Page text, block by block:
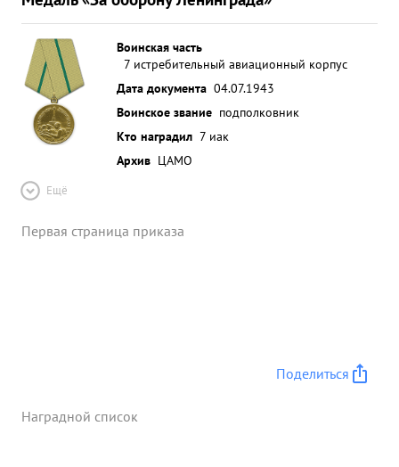
Воинская часть
7 истребительный авиационный корпус
Дата документа 04.07.1943
Воинское звание подполковник
Кто наградил 7 иак
Архив ЦАМО
Ещё
Первая страница приказа
Поделиться
Наградной список